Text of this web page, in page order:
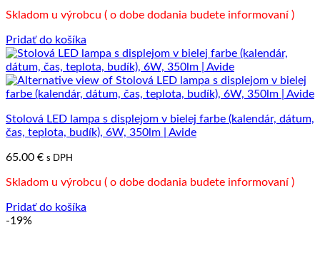
Skladom u výrobcu ( o dobe dodania budete informovaní )
Pridať do košíka
Stolová LED lampa s displejom v bielej farbe (kalendár, dátum,
čas, teplota, budík), 6W, 350lm | Avide
65.00 € s DPH
Skladom u výrobcu ( o dobe dodania budete informovaní )
Pridať do košíka
-19%